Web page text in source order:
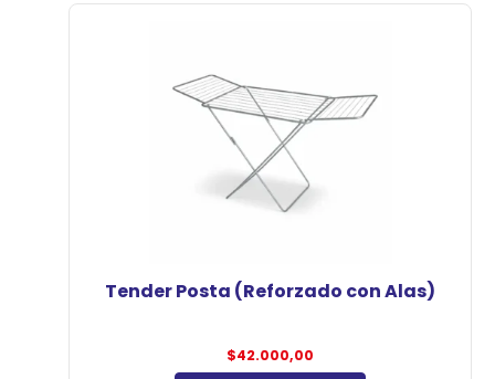
Tender Posta (Reforzado con Alas)
$42.000,00